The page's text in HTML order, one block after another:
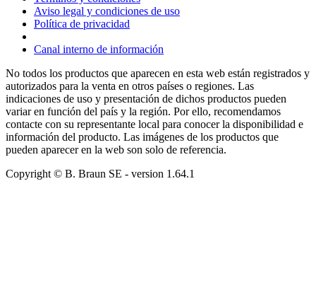
Aviso legal y condiciones de uso
Política de privacidad
Canal interno de información
No todos los productos que aparecen en esta web están registrados y
autorizados para la venta en otros países o regiones. Las
indicaciones de uso y presentación de dichos productos pueden
variar en función del país y la región. Por ello, recomendamos
contacte con su representante local para conocer la disponibilidad e
información del producto. Las imágenes de los productos que
pueden aparecer en la web son solo de referencia.
Copyright © B. Braun SE - version 1.64.1